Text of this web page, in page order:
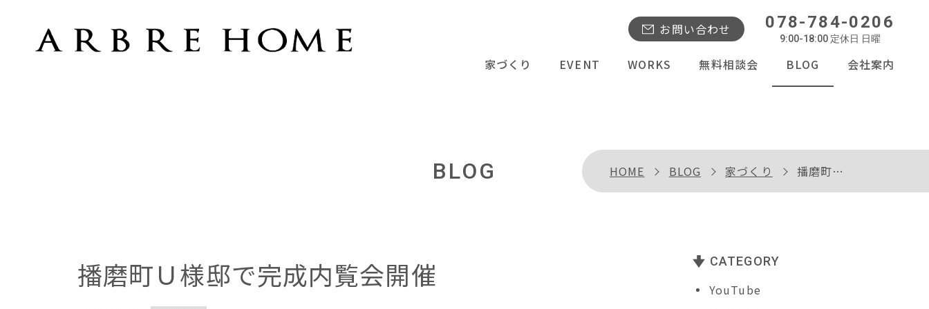
家づくり EVENT WORKS 無料相談会 BLOG 会社案内
お問い合わせ 078-784-0206
9:00-18:00 定休日 日曜
HOME BLOG 家づくり 播磨町Ｕ様邸で完成内覧会開催
BLOG
播磨町Ｕ様邸で完成内覧会開催 CATEGORY
YouTube